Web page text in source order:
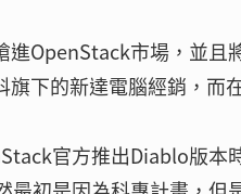
OpenStack市場，並且
下的新達電腦經銷，而
官方推出Diablo版本